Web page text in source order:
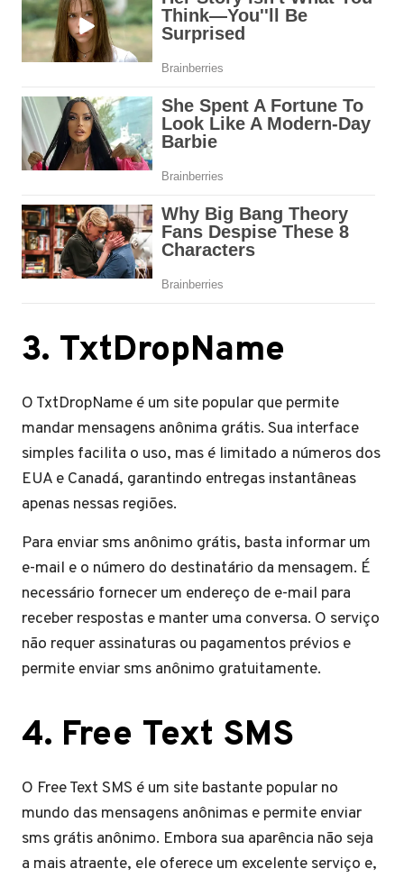
3. TxtDropName
O TxtDropName é um site popular que permite
mandar mensagens anônima grátis. Sua interface
simples facilita o uso, mas é limitado a números dos
EUA e Canadá, garantindo entregas instantâneas
apenas nessas regiões.
Para enviar sms anônimo grátis, basta informar um
e-mail e o número do destinatário da mensagem. É
necessário fornecer um endereço de e-mail para
receber respostas e manter uma conversa. O serviço
não requer assinaturas ou pagamentos prévios e
permite enviar sms anônimo gratuitamente.
4. Free Text SMS
O Free Text SMS é um site bastante popular no
mundo das mensagens anônimas e permite enviar
sms grátis anônimo. Embora sua aparência não seja
a mais atraente, ele oferece um excelente serviço e,